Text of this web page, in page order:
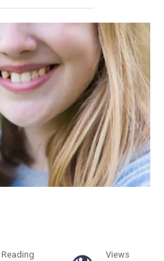
Reading Views